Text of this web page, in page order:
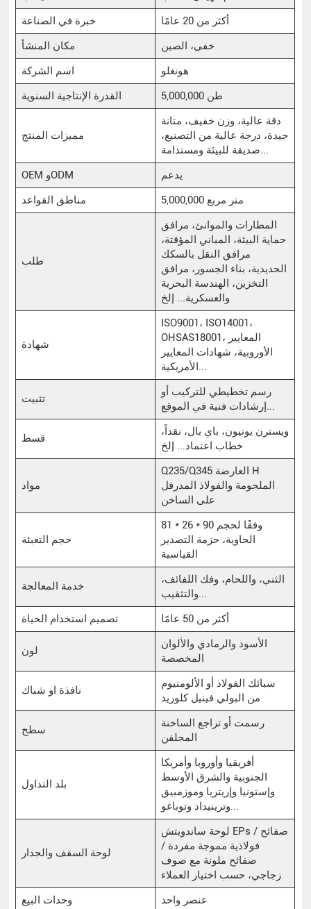
خبرة في الصناعة
أكثر من 20 عامًا
مكان المنشأ
خفى، الصين
اسم الشركة
هونغلو
القدرة الإنتاجية السنوية
5,000,000 طن
مميزات المنتج
دقة عالية، وزن خفيف، متانة
جيدة، درجة عالية من التصنيع،
OEM وODM
يدعم
مناطق القواعد
5,000,000 متر مربع
طلب
المطارات والموانئ، مرافق
حماية البيئة، المباني المؤقتة،
مرافق النقل بالسكك
الحديدية، بناء الجسور، مرافق
التخزين، الهندسة البحرية
والعسكرية... إلخ
شهادة
ISO9001، ISO14001،
OHSAS18001، المعايير
الأوروبية، شهادات المعايير
تثبيت
رسم تخطيطي للتركيب أو
قسط
ويسترن يونيون، باي بال، نقداً،
خطاب اعتماد... إلخ
مواد
Q235/Q345 العارضة H
الملحومة والفولاذ المدرفل
على الساخن
حجم التعبئة
81 * 26 * 90 وفقًا لحجم
الحاوية، حزمة التصدير
القياسية
خدمة المعالجة
الثني، واللحام، وفك اللفائف،
تصميم استخدام الحياة
أكثر من 50 عامًا
لون
الأسود والرمادي والألوان
المخصصة
نافذة او شباك
سبائك الفولاذ أو الألومنيوم
من البولي فينيل كلوريد
سطح
رسمت أو تراجع الساخنة
المجلفن
بلد التداول
أفريقيا وأوروبا وأمريكا
الجنوبية والشرق الأوسط
وإستونيا وإريتريا وموزمبيق
لوحة السقف والجدار
لوحة ساندويتش EPs / صفائح
فولاذية مموجة مفردة /
صفائح ملونة مع صوف
زجاجي، حسب اختيار العملاء
وحدات البيع
عنصر واحد